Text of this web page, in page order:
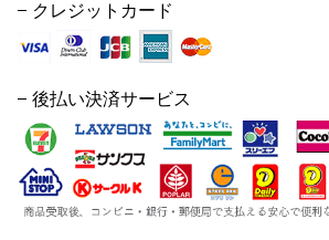
クレジットカード
後払い決済サービス